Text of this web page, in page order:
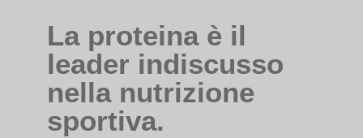
La proteina è il
leader indiscusso
nella nutrizione
sportiva.